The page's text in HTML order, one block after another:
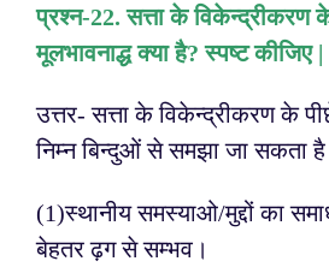
प्रश्न-22. सत्ता के विकेन्द्रीकरण
मूलभावनाद्ध क्या है? स्पष्ट कीजिए |
उत्तर- सत्ता के विकेन्द्रीकरण के
निम्न बिन्दुओं से समझा जा सकता
(1)स्थानीय समस्याओ/मुद्दों का
बेहतर ढ़ग से सम्भव।